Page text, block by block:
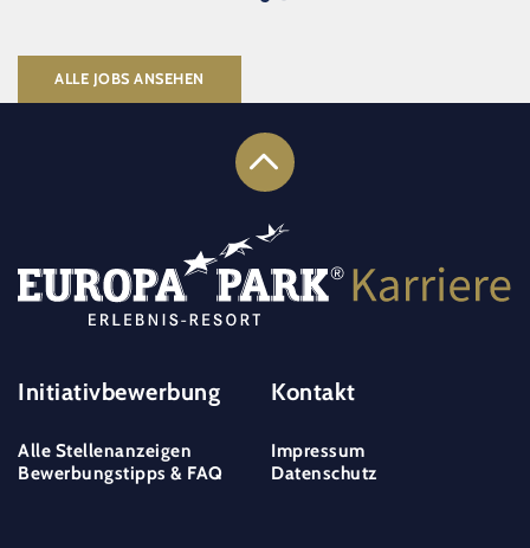
ALLE JOBS ANSEHEN
Initiativbewerbung Kontakt
Alle Stellenanzeigen
Impressum
Bewerbungstipps & FAQ
Datenschutz